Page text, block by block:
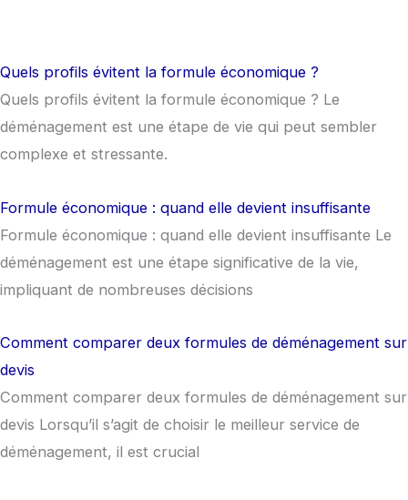
Quels profils évitent la formule économique ?
Quels profils évitent la formule économique ? Le
déménagement est une étape de vie qui peut sembler
complexe et stressante.
Formule économique : quand elle devient insuffisante
Formule économique : quand elle devient insuffisante Le
déménagement est une étape significative de la vie,
impliquant de nombreuses décisions
Comment comparer deux formules de déménagement sur
devis
Comment comparer deux formules de déménagement sur
devis Lorsqu’il s’agit de choisir le meilleur service de
déménagement, il est crucial